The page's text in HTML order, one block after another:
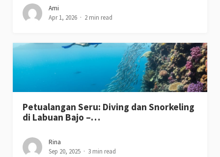
Ami
Apr 1, 2026
2 min read
Petualangan Seru: Diving dan Snorkeling
di Labuan Bajo –…
Rina
Sep 20, 2025
3 min read